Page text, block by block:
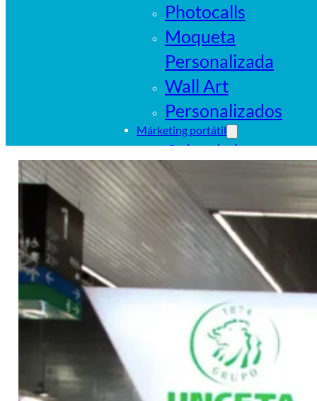
Photocalls
Moqueta
Personalizada
Wall Art
Personalizados
Márketing portátil
Cajas de luz
portátiles
Sistemas
tubulares
Pop Ups
Carpas